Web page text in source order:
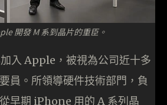
開發 M 系到晶片的重臣。
入 Apple，被視為公司近十多
員。所領導硬件技術部門，負
早期 iPhone 用的 A 系列晶